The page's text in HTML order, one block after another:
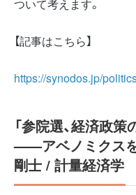
ついて考えます。
【記事はこちら】
https://synodos.jp/
「参院選、経済政
——アベノミクス
剛士 / 計量経済学